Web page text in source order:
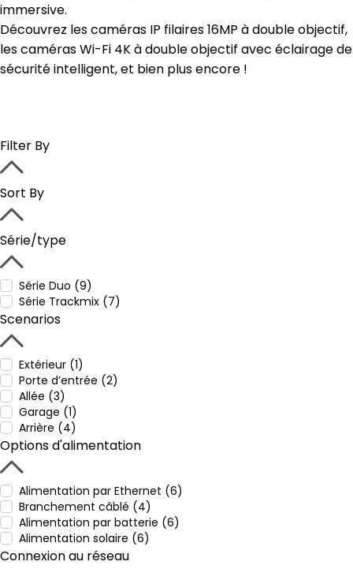
immersive.
Découvrez les caméras IP filaires 16MP à double objectif,
les caméras Wi-Fi 4K à double objectif avec éclairage de
sécurité intelligent, et bien plus encore !
Filter By
Sort By
Série/type
Série Duo (9)
Série Trackmix (7)
Scenarios
Extérieur (1)
Porte d’entrée (2)
Allée (3)
Garage (1)
Arrière (4)
Options d'alimentation
Alimentation par Ethernet (6)
Branchement câblé (4)
Alimentation par batterie (6)
Alimentation solaire (6)
Connexion au réseau